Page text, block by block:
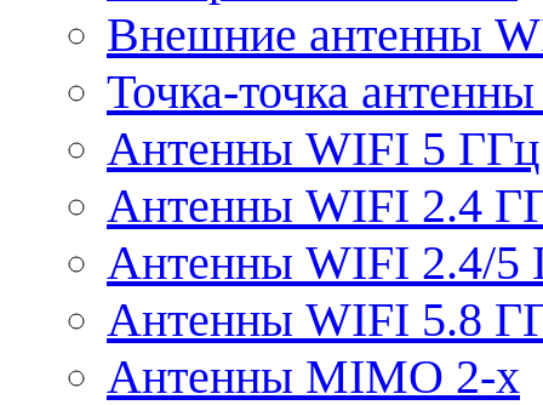
Внешние антенны
Точка-точка
Антенны WIFI 5 ГГц
Антенны WIFI 2.4
Антенны WIFI 2.4/5
Антенны WIFI 5.8
Антенны MIMO 2-x